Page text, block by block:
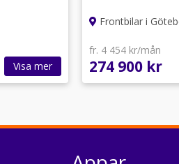
Visa mer
Frontbilar i
fr. 4 454 kr/mån
274 900 kr